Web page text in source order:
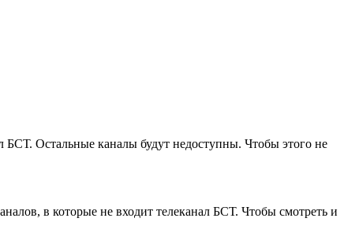
БСТ. Остальные каналы будут недоступны. Чтобы этого не
в которые не входит телеканал БСТ. Чтобы смотреть и